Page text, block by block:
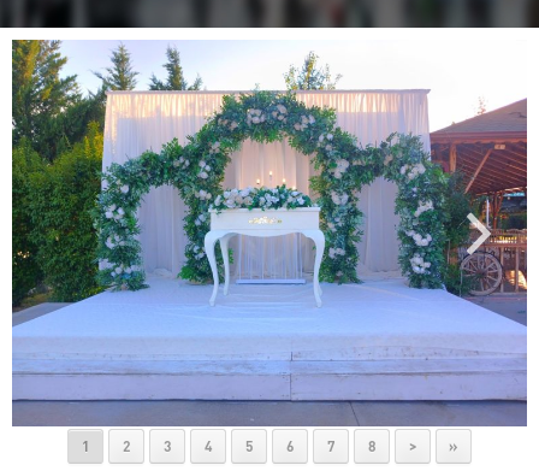
1 2 3 4 5 6 7 8 > »